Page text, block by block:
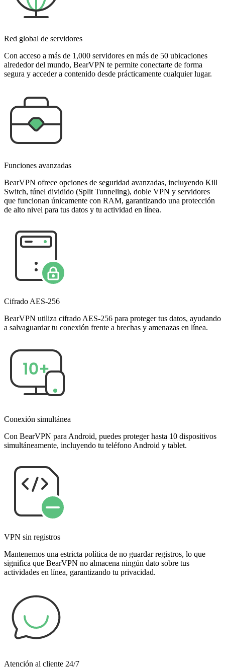
Red global de servidores
Con acceso a más de 1,000 servidores en más de 50 ubicaciones
alrededor del mundo, BearVPN te permite conectarte de forma
segura y acceder a contenido desde prácticamente cualquier lugar.
Funciones avanzadas
BearVPN ofrece opciones de seguridad avanzadas, incluyendo Kill
Switch, túnel dividido (Split Tunneling), doble VPN y servidores
que funcionan únicamente con RAM, garantizando una protección
de alto nivel para tus datos y tu actividad en línea.
Cifrado AES-256
BearVPN utiliza cifrado AES-256 para proteger tus datos, ayudando
a salvaguardar tu conexión frente a brechas y amenazas en línea.
Conexión simultánea
Con BearVPN para Android, puedes proteger hasta 10 dispositivos
simultáneamente, incluyendo tu teléfono Android y tablet.
VPN sin registros
Mantenemos una estricta política de no guardar registros, lo que
significa que BearVPN no almacena ningún dato sobre tus
actividades en línea, garantizando tu privacidad.
Atención al cliente 24/7